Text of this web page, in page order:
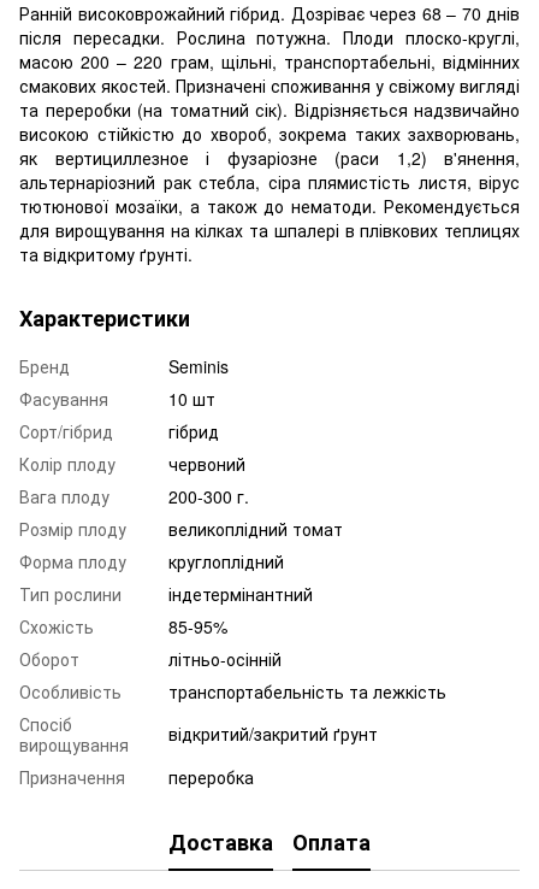
Ранній високоврожайний гібрид. Дозріває через 68 – 70 днів
після пересадки. Рослина потужна. Плоди плоско-круглі,
масою 200 – 220 грам, щільні, транспортабельні, відмінних
смакових якостей. Призначені споживання у свіжому вигляді
та переробки (на томатний сік). Відрізняється надзвичайно
високою стійкістю до хвороб, зокрема таких захворювань,
як вертициллезное і фузаріозне (раси 1,2) в'янення,
альтернаріозний рак стебла, сіра плямистість листя, вірус
тютюнової мозаїки, а також до нематоди. Рекомендується
для вирощування на кілках та шпалері в плівкових теплицях
та відкритому ґрунті.
Характеристики
Бренд
Seminis
Фасування
10 шт
Сорт/гібрид
гібрид
Колір плоду
червоний
Вага плоду
200-300 г.
Розмір плоду
великоплідний томат
Форма плоду
круглоплідний
Тип рослини
індетермінантний
Схожість
85-95%
Оборот
літньо-осінній
Особливість
транспортабельність та лежкість
Спосіб
вирощування
відкритий/закритий ґрунт
Призначення
переробка
Доставка Оплата